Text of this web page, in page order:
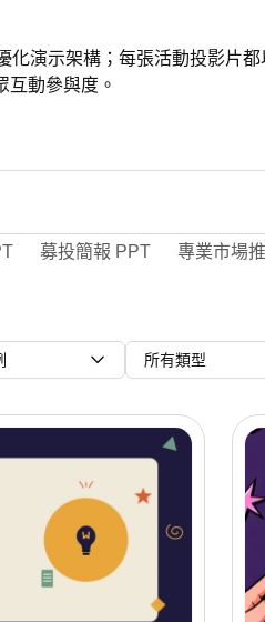
化演示架構；每張活動投影片
互動參與度。
募投簡報 PPT 專業市場
所有類型